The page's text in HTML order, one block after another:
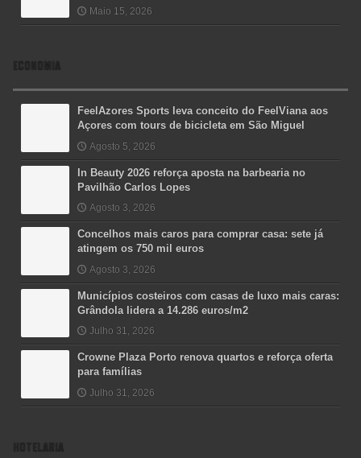
Maio 15, 2026
ECONOMIA
FeelAzores Sports leva conceito do FeelViana aos
Açores com tours de bicicleta em São Miguel
Agosto 5, 2026
In Beauty 2026 reforça aposta na barbearia no
Pavilhão Carlos Lopes
Agosto 3, 2026
Concelhos mais caros para comprar casa: sete já
atingem os 750 mil euros
Agosto 3, 2026
Municípios costeiros com casas de luxo mais caras:
Grândola lidera a 14.286 euros/m2
Julho 31, 2026
Crowne Plaza Porto renova quartos e reforça oferta
para famílias
Julho 31, 2026
HOTELARIA